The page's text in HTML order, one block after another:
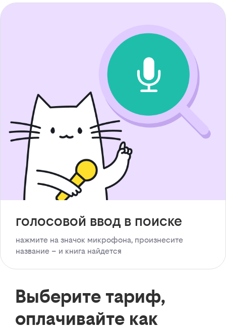
голосовой ввод в поиске
нажмите на значок микрофона, произнесите
название – и книга найдется
Выберите тариф,
оплачивайте как